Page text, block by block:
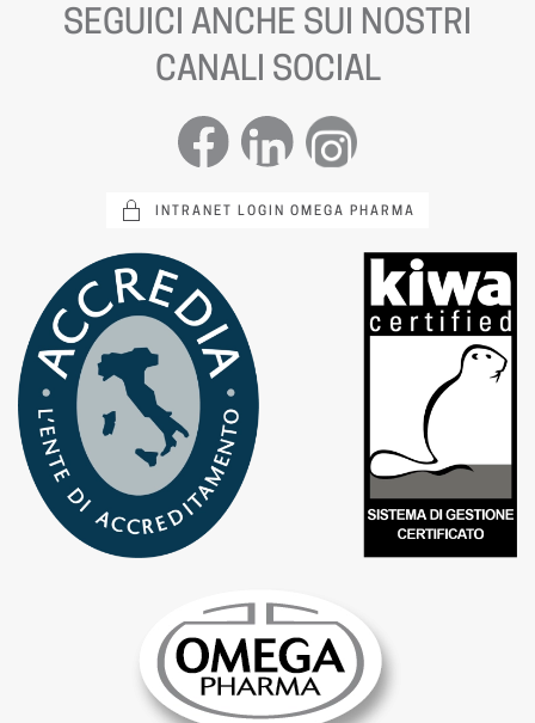
SEGUICI ANCHE SUI NOSTRI
CANALI SOCIAL
INTRANET LOGIN OMEGA PHARMA